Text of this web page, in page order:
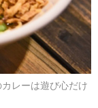
レーは遊び心だけ